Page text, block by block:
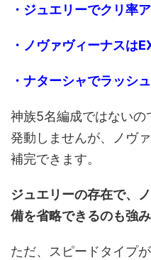
・ジュエリーでクリ率
・ノヴァヴィーナスは
・ナターシャでラッシ
神族5名編成ではないの
発動しませんが、ノヴ
補完できます。
ジュエリーの存在で、
備を省略できるのも強み
ただ、スピードタイプ